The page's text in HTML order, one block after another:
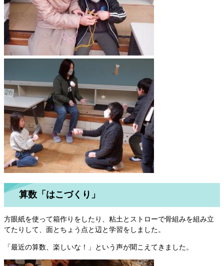
算数「はこづくり」
方眼紙を使って箱作りをしたり、粘土とストローで骨組みを組み立
てたりして、面とちょう点と辺と学習をしました。
「最近の算数、楽しいな！」という声が聞こえてきました。